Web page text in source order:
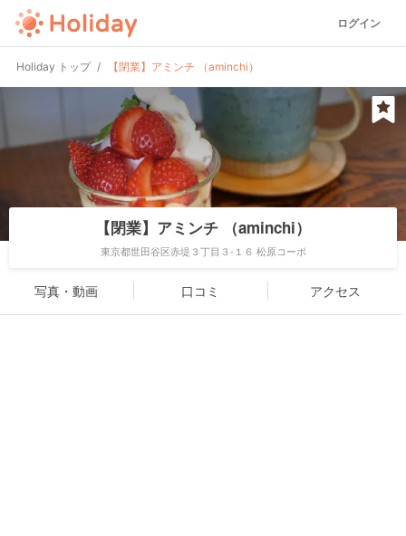
ログイン
Holiday トップ 【閉業】アミンチ （aminchi）
【閉業】アミンチ （aminchi）
東京都世田谷区赤堤３丁目３-１６ 松原コーポ
写真・動画 口コミ アクセス